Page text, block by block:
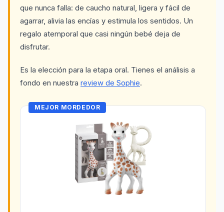
que nunca falla: de caucho natural, ligera y fácil de
agarrar, alivia las encías y estimula los sentidos. Un
regalo atemporal que casi ningún bebé deja de
disfrutar.
Es la elección para la etapa oral. Tienes el análisis a
fondo en nuestra review de Sophie.
MEJOR MORDEDOR